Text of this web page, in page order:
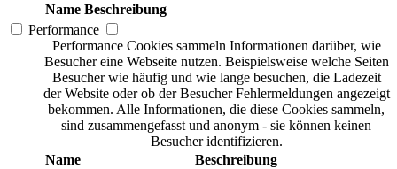
Name Beschreibung
Performance
Performance Cookies sammeln Informationen darüber, wie
Besucher eine Webseite nutzen. Beispielsweise welche Seiten
Besucher wie häufig und wie lange besuchen, die Ladezeit
der Website oder ob der Besucher Fehlermeldungen angezeigt
bekommen. Alle Informationen, die diese Cookies sammeln,
sind zusammengefasst und anonym - sie können keinen
Besucher identifizieren.
Name
Beschreibung